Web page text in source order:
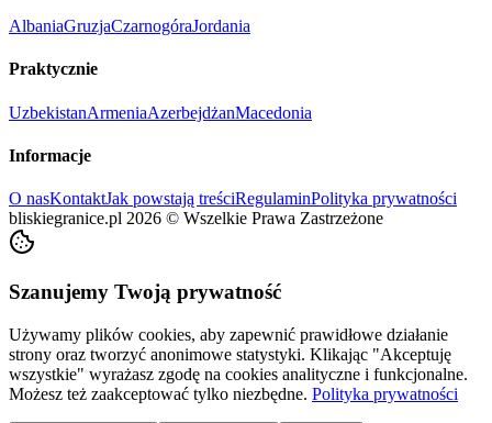
AlbaniaGruzjaCzarnogóraJordania
Praktycznie
UzbekistanArmeniaAzerbejdżanMacedonia
Informacje
O nasKontaktJak powstają treściRegulaminPolityka prywatności
bliskiegranice.pl 2026 © Wszelkie Prawa Zastrzeżone
Szanujemy Twoją prywatność
Używamy plików cookies, aby zapewnić prawidłowe działanie
strony oraz tworzyć anonimowe statystyki. Klikając "Akceptuję
wszystkie" wyrażasz zgodę na cookies analityczne i funkcjonalne.
Możesz też zaakceptować tylko niezbędne. Polityka prywatności